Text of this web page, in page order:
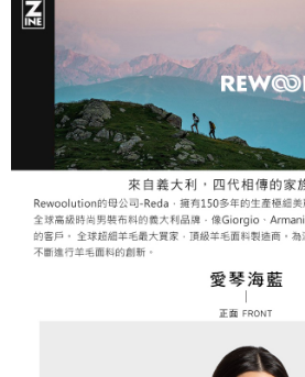
ATM／網路銀行／等多元方式進行付款，方視為
※ 請注意：結帳手續完成當下不需立刻繳費，
購買商品的店家。未經商家同意取消之訂單仍
後付繳納相關費用。
※ 交易是否成功請以「AFTEE先享後付 」之
是否繳費成功／繳費後需取消欲退款等相關疑
客戶支援中心」https://
【注意事項】
１．透過由恩沛科技股份有限公司提供之「
易，需依本服務之必要範圍內提供個人資料，
權轉讓予恩沛科技股份有限公司。
２．關於個人資料處理事宜，請瀏覽以下網址：
３．未成年的使用者請事先徵得法定代理人或
「AFTEE先享後付」，若未經同意申辦者引起
４．使用「AFTEE先享後付」時，將依據個別
時審查核予不同之上限額度；若仍有額度不足
萊爾富取貨付款
每筆NT$60，滿NT$799(含以上)免運費
付款後萊爾富取貨
每筆NT$60，滿NT$799(含以上)免運費
7-11取貨付款
每筆NT$60，滿NT$799(含以上)免運費
付款後7-11取貨
每筆NT$60，滿NT$799(含以上)免運費